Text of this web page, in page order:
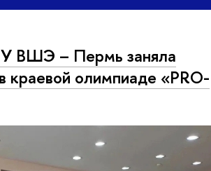
ВШЭ – Пермь заняла
краевой олимпиаде «PRO-